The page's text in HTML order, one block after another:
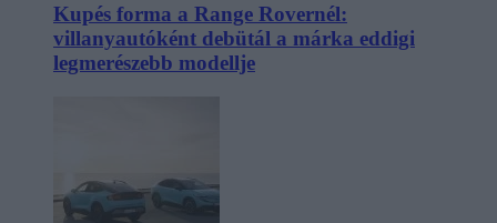
Kupés forma a Range Rovernél:
villanyautóként debütál a márka eddigi
legmerészebb modellje